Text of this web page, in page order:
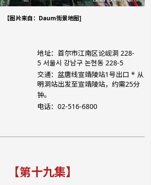
【图片来自：Daum街景地图]
地址：首尔市江南区论岘洞 228-
5 서울시 강남구 논현동 228-5
交通：盆唐线宣靖陵站1号出口 * 从
明洞站出发至宣靖陵站，约需25分
钟。
电话：02-516-6800
【第十九集】